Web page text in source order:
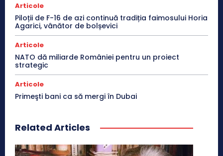
Articole
Piloții de F-16 de azi continuă tradiția faimosului Horia
Agarici, vânător de bolșevici
Articole
NATO dă miliarde României pentru un proiect
strategic
Articole
Primeşti bani ca să mergi în Dubai
Related Articles